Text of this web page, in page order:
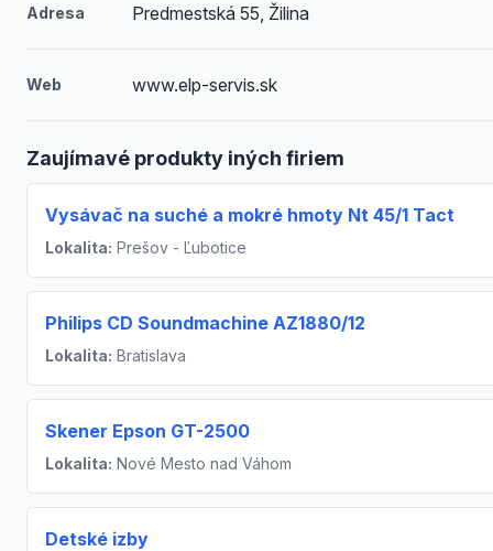
Adresa Predmestská 55, Žilina
Web www.elp-servis.sk
Zaujímavé produkty iných firiem
Vysávač na suché a mokré hmoty Nt 45/1 Tact
Lokalita: Prešov - Ľubotice
Philips CD Soundmachine AZ1880/12
Lokalita: Bratislava
Skener Epson GT-2500
Lokalita: Nové Mesto nad Váhom
Detské izby